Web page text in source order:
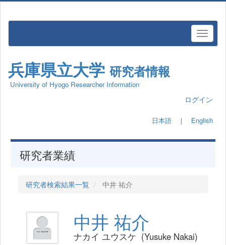
兵庫県立大学 研究者情報
University of Hyogo Researcher Information
ログイン
日本語 ｜ English
研究者業績
研究者検索結果一覧 中井 祐介
中井 祐介
ナカイ ユウスケ (Yusuke Nakai)